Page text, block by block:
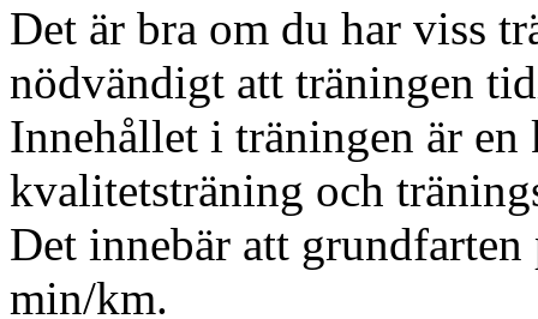
Det är bra om du har viss
nödvändigt att träningen
Innehållet i träningen är
kvalitetsträning och
Det innebär att
min/km.